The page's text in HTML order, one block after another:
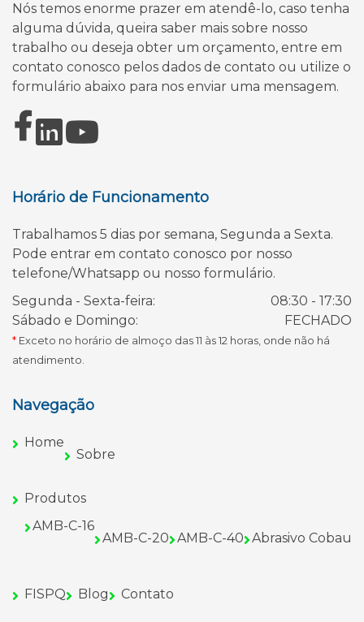
Nós temos enorme prazer em atendê-lo, caso tenha
alguma dúvida, queira saber mais sobre nosso
trabalho ou deseja obter um orçamento, entre em
contato conosco pelos dados de contato ou utilize o
formulário abaixo para nos enviar uma mensagem.
Horário de Funcionamento
Trabalhamos 5 dias por semana, Segunda a Sexta.
Pode entrar em contato conosco por nosso
telefone/Whatsapp ou nosso formulário.
Segunda - Sexta-feira:
08:30 - 17:30
Sábado e Domingo:
FECHADO
* Exceto no horário de almoço das 11 às 12 horas, onde não há
atendimento.
Navegação
Home
Sobre
Produtos
AMB-C-16
AMB-C-20 AMB-C-40 Abrasivo Cobau
FISPQ Blog Contato